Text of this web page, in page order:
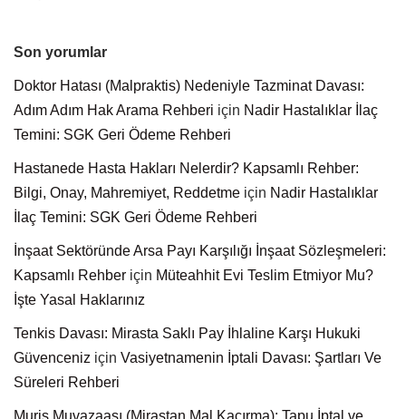
Son yorumlar
Doktor Hatası (Malpraktis) Nedeniyle Tazminat Davası:
Adım Adım Hak Arama Rehberi için Nadir Hastalıklar İlaç
Temini: SGK Geri Ödeme Rehberi
Hastanede Hasta Hakları Nelerdir? Kapsamlı Rehber:
Bilgi, Onay, Mahremiyet, Reddetme için Nadir Hastalıklar
İlaç Temini: SGK Geri Ödeme Rehberi
İnşaat Sektöründe Arsa Payı Karşılığı İnşaat Sözleşmeleri:
Kapsamlı Rehber için Müteahhit Evi Teslim Etmiyor Mu?
İşte Yasal Haklarınız
Tenkis Davası: Mirasta Saklı Pay İhlaline Karşı Hukuki
Güvenceniz için Vasiyetnamenin İptali Davası: Şartları Ve
Süreleri Rehberi
Muris Muvazaası (Mirastan Mal Kaçırma): Tapu İptal ve